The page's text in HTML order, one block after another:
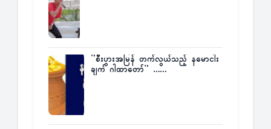
”စီးပွားအမြန် တက်လွယ်သည့် နမောငါး
ချက် ဂါထာတော်” ……